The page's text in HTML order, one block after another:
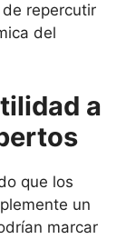
repercutir
del
a
que los
un
marcar